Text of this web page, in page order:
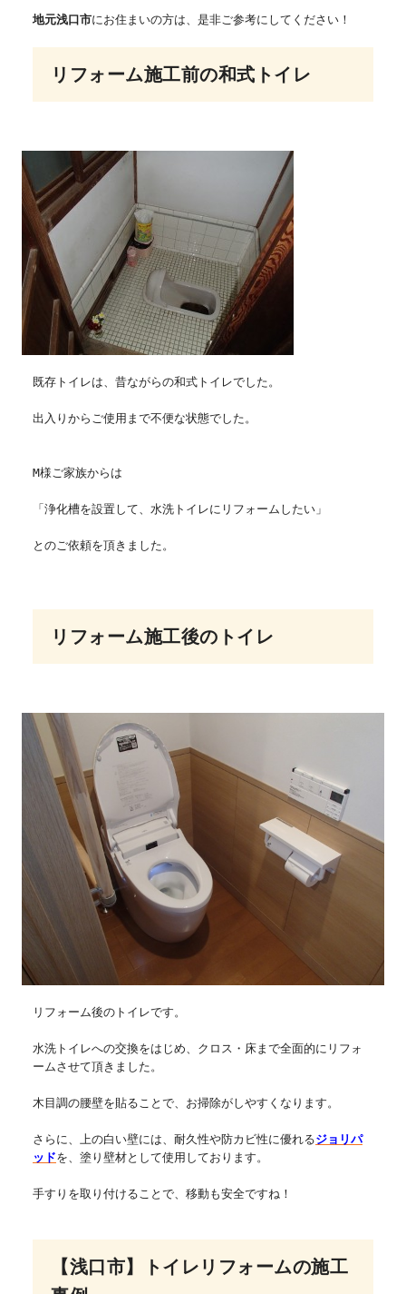
地元浅口市にお住まいの方は、是非ご参考にしてください！
リフォーム施工前の和式トイレ
既存トイレは、昔ながらの和式トイレでした。
出入りからご使用まで不便な状態でした。
M様ご家族からは
「浄化槽を設置して、水洗トイレにリフォームしたい」
とのご依頼を頂きました。
リフォーム施工後のトイレ
リフォーム後のトイレです。
水洗トイレへの交換をはじめ、クロス・床まで全面的にリフォ
ームさせて頂きました。
木目調の腰壁を貼ることで、お掃除がしやすくなります。
さらに、上の白い壁には、耐久性や防カビ性に優れるジョリパ
ッドを、塗り壁材として使用しております。
手すりを取り付けることで、移動も安全ですね！
【浅口市】トイレリフォームの施工